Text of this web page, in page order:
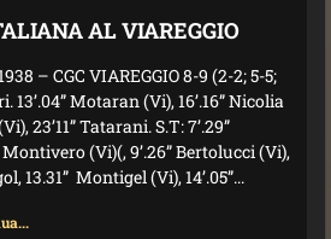
AL VIAREGGIO
– CGC VIAREGGIO 8-9 (2-2; 5-5;
13’.04” Motaran (Vi), 16’.16” Nicolia
23’11” Tatarani. S.T: 7’.29”
(Vi)(, 9’.26” Bertolucci (Vi),
13.31” Montigel (Vi), 14’.05”...